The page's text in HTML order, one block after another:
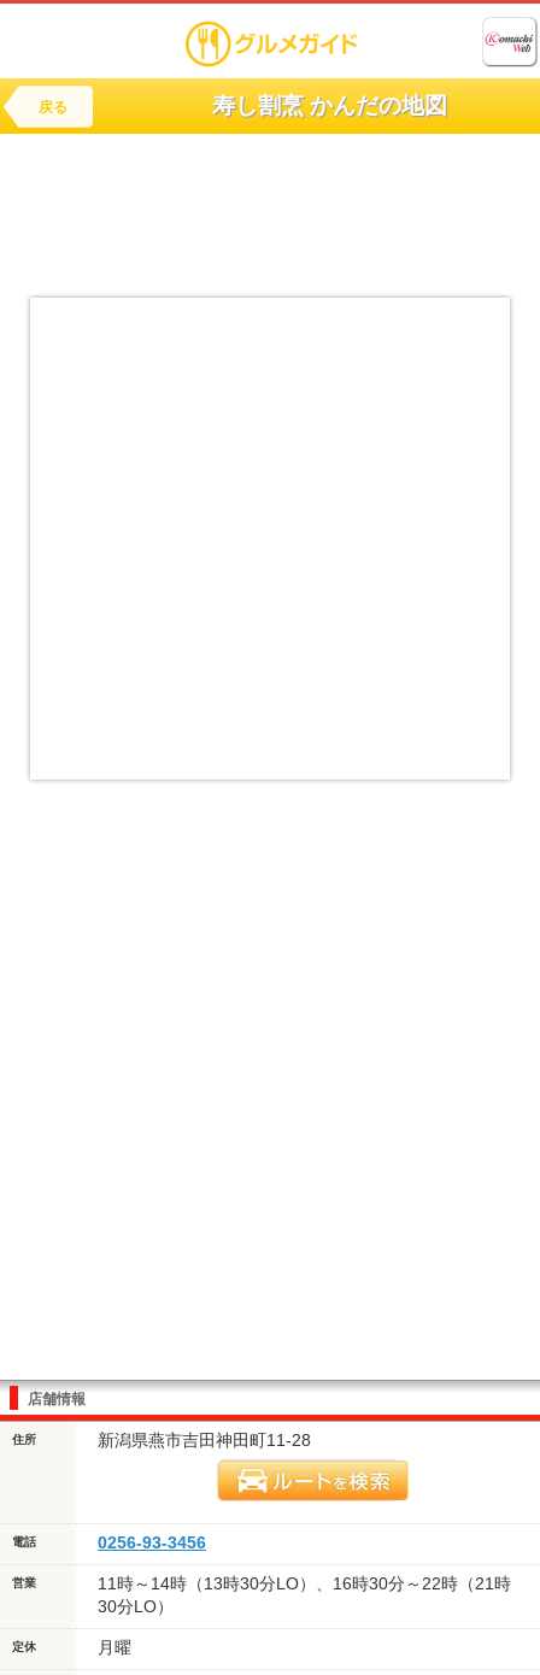
戻る 寿し割烹 かんだの地図
店舗情報
住所 新潟県燕市吉田神田町11-28
電話 0256-93-3456
営業
11時～14時（13時30分LO）、16時30分～22時（21時
30分LO）
定休 月曜